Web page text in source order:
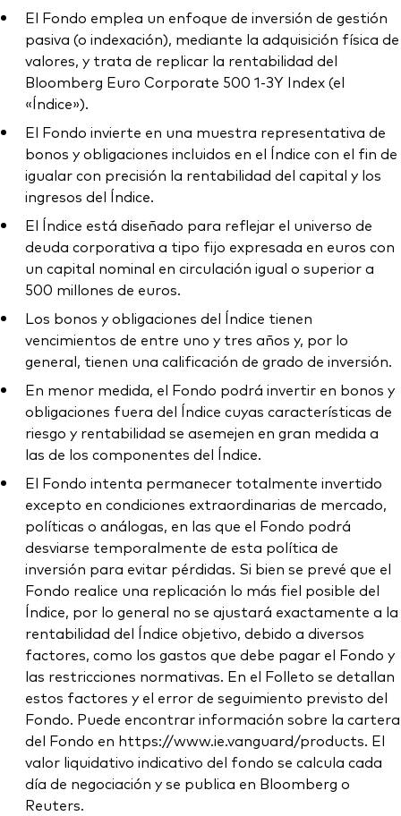
El Fondo emplea un enfoque de inversión de gestión
pasiva (o indexación), mediante la adquisición física de
valores, y trata de replicar la rentabilidad del
Bloomberg Euro Corporate 500 1-3Y Index (el
«Índice»).
El Fondo invierte en una muestra representativa de
bonos y obligaciones incluidos en el Índice con el fin de
igualar con precisión la rentabilidad del capital y los
ingresos del Índice.
El Índice está diseñado para reflejar el universo de
deuda corporativa a tipo fijo expresada en euros con
un capital nominal en circulación igual o superior a
500 millones de euros.
Los bonos y obligaciones del Índice tienen
vencimientos de entre uno y tres años y, por lo
general, tienen una calificación de grado de inversión.
En menor medida, el Fondo podrá invertir en bonos y
obligaciones fuera del Índice cuyas características de
riesgo y rentabilidad se asemejen en gran medida a
las de los componentes del Índice.
El Fondo intenta permanecer totalmente invertido
excepto en condiciones extraordinarias de mercado,
políticas o análogas, en las que el Fondo podrá
desviarse temporalmente de esta política de
inversión para evitar pérdidas. Si bien se prevé que el
Fondo realice una replicación lo más fiel posible del
Índice, por lo general no se ajustará exactamente a la
rentabilidad del Índice objetivo, debido a diversos
factores, como los gastos que debe pagar el Fondo y
las restricciones normativas. En el Folleto se detallan
estos factores y el error de seguimiento previsto del
Fondo. Puede encontrar información sobre la cartera
del Fondo en https://www.ie.vanguard/products. El
valor liquidativo indicativo del fondo se calcula cada
día de negociación y se publica en Bloomberg o
Reuters.